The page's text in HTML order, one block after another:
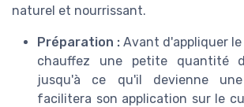
naturel et nourrissant.
Préparation : Avant d'appliquer
chauffez une petite quantité
jusqu'à ce qu'il devienne
facilitera son application sur le